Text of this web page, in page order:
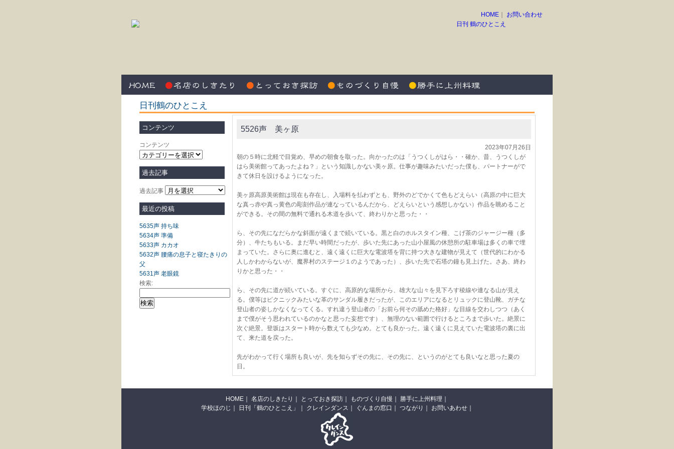
HOME
お問い合わせ
日刊 鶴のひとこえ
日刊鶴のひとこえ
コンテンツ
コンテンツ
過去記事
過去記事
最近の投稿
5635声 持ち味
5634声 準備
5633声 カカオ
5632声 腰痛の息子と寝たきりの
父
5631声 老眼鏡
検索:
5526声 美ヶ原
2023年07月26日
朝の５時に北軽で目覚め、早めの朝食を取った。向かったのは「うつくしがはら・・確か、昔、うつくしが
はら美術館ってあったよね？」という知識しかない美ヶ原。仕事が趣味みたいだった僕も、パートナーがで
きて休日を設けるようになった。
美ヶ原高原美術館は現在も存在し、入場料を払わずとも、野外のどでかくて色もどえらい（高原の中に巨大
な真っ赤や真っ黄色の彫刻作品が連なっているんだから、どえらいという感想しかない）作品を眺めること
ができる。その間の無料で通れる木道を歩いて、終わりかと思った・・
ら、その先になだらかな斜面が遠くまで続いている。黒と白のホルスタイン種、こげ茶のジャージー種（多
分）、牛たちもいる。まだ早い時間だったが、歩いた先にあった山小屋風の休憩所の駐車場は多くの車で埋
まっていた。さらに奥に進むと、遠く遠くに巨大な電波塔を背に持つ大きな建物が見えて（世代的にわかる
人しかわからないが、魔界村のステージ１のようであった）、歩いた先で石塔の鐘も見上げた。さあ、終わ
りかと思った・・
ら、その先に道が続いている。すぐに、高原的な場所から、雄大な山々を見下ろす稜線や連なる山が見え
る。僕等はピクニックみたいな革のサンダル履きだったが、このエリアになるとリュックに登山靴、ガチな
登山者の姿しかなくなってくる。すれ違う登山者の「お前ら何その舐めた格好」な目線を交わしつつ（あく
まで僕がそう思われているのかなと思った妄想です）、無理のない範囲で行けるところまで歩いた。絶景に
次ぐ絶景。登坂はスタート時から数えても少なめ。とても良かった。遠く遠くに見えていた電波塔の裏に出
て、来た道を戻った。
先がわかって行く場所も良いが、先を知らずその先に、その先に、というのがとても良いなと思った夏の
日。
HOME 名店のしきたり とっておき探訪 ものづくり自慢 勝手に上州料理
学校ほのじ
日刊「鶴のひとこえ」 クレインダンス ぐんまの窓口 つながり お問いあわせ｜